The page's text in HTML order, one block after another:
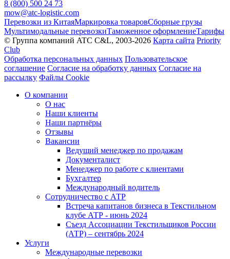
8 (800) 500 24 73
mow@atc-logistic.com
Перевозки из КитаяМаркировка товаровСборные грузы
Мультимодальные перевозкиТаможенное оформлениеТарифы
© Группа компаний ATC C&L, 2003-2026 Карта сайта Priority
Club
Обработка персональных данных Пользовательское
соглашение Согласие на обработку данных Согласие на
рассылку Файлы Cookie
О компании
О нас
Наши клиенты
Наши партнёры
Отзывы
Вакансии
Ведущий менеджер по продажам
Документалист
Менеджер по работе с клиентами
Бухгалтер
Международный водитель
Сотрудничество с АТР
Встреча капитанов бизнеса в Текстильном
клубе АТР - июнь 2024
Съезд Ассоциации Текстильщиков России
(АТР) – сентябрь 2024
Услуги
Международные перевозки